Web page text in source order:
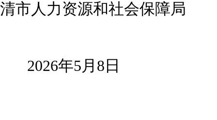
清市人力资源和社会保障局
2026年5月8日